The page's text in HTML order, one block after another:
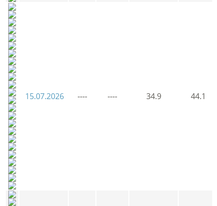
15.07.2026 ---- ---- 34.9 44.1